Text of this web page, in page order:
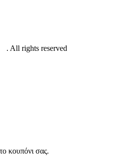
. All rights reserved
κουπόνι σας.